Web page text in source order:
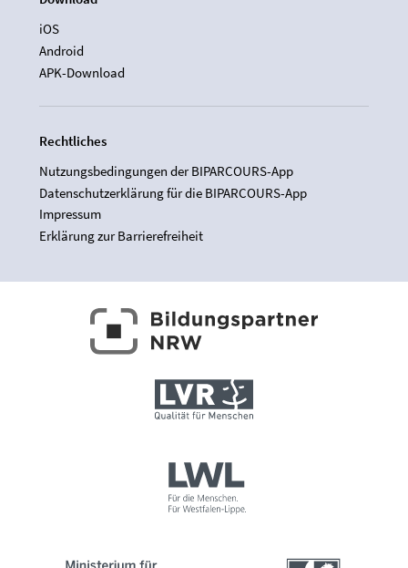
iOS
Android
APK-Download
Rechtliches
Nutzungsbedingungen der BIPARCOURS-App
Datenschutzerklärung für die BIPARCOURS-App
Impressum
Erklärung zur Barrierefreiheit